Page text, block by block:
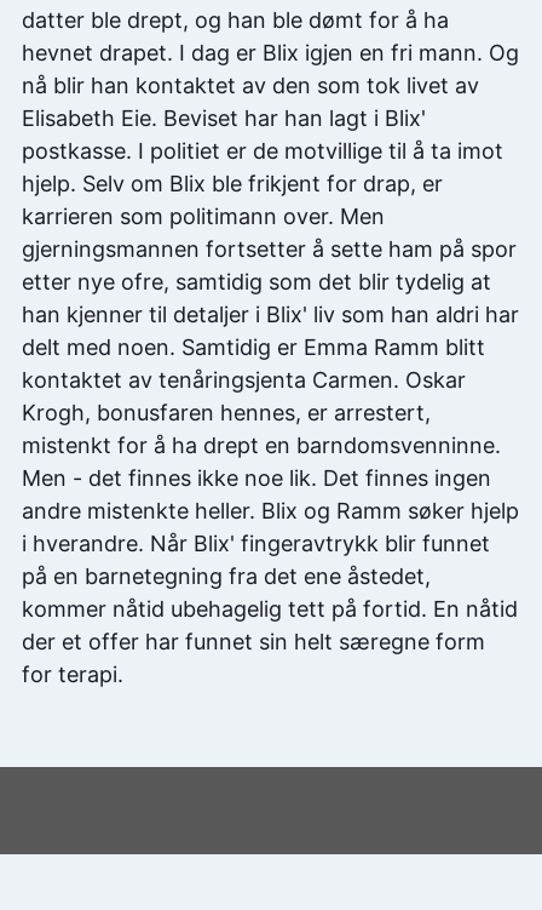
datter ble drept, og han ble dømt for å ha
hevnet drapet. I dag er Blix igjen en fri mann. Og
nå blir han kontaktet av den som tok livet av
Elisabeth Eie. Beviset har han lagt i Blix'
postkasse. I politiet er de motvillige til å ta imot
hjelp. Selv om Blix ble frikjent for drap, er
karrieren som politimann over. Men
gjerningsmannen fortsetter å sette ham på spor
etter nye ofre, samtidig som det blir tydelig at
han kjenner til detaljer i Blix' liv som han aldri har
delt med noen. Samtidig er Emma Ramm blitt
kontaktet av tenåringsjenta Carmen. Oskar
Krogh, bonusfaren hennes, er arrestert,
mistenkt for å ha drept en barndomsvenninne.
Men - det finnes ikke noe lik. Det finnes ingen
andre mistenkte heller. Blix og Ramm søker hjelp
i hverandre. Når Blix' fingeravtrykk blir funnet
på en barnetegning fra det ene åstedet,
kommer nåtid ubehagelig tett på fortid. En nåtid
der et offer har funnet sin helt særegne form
for terapi.